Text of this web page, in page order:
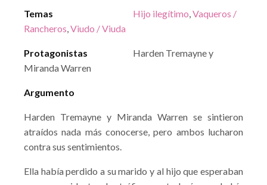
Temas Hijo ilegítimo,Vaqueros /
Rancheros,Viudo / Viuda
Protagonistas
Harden Tremayne y
Miranda Warren
Argumento
Harden Tremayne y Miranda Warren se sintieron
atraídos nada más conocerse, pero ambos lucharon
contra sus sentimientos.
Ella había perdido a su marido y al hijo que esperaban